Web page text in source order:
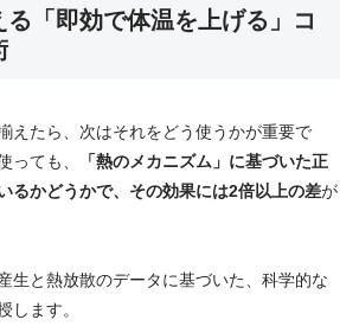
「即効で体温を上げる」コ
えたら、次はそれをどう使うかが重要で
っても、
「熱のメカニズム」に基づいた正
るかどうかで、その効果には2倍以上の差が
生と熱放散のデータに基づいた、科学的な
します。